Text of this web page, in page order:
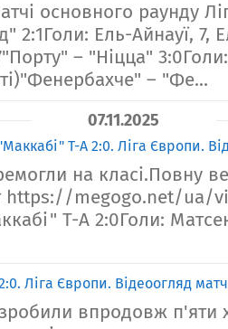
основного раунду
2:1Голи: Ель-Айнауї, 7,
– "Ніцца"
– "Фе...
07.11.2025
Т-А 2:0. Ліга Європи.
на класі.Повну
https://megogo.net/ua/
Т-А 2:0Голи:
Ліга Європи. Відеоогляд
зробили впродовж п'яти